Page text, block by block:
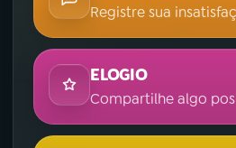
Registre sua
ELOGIO
Compartilhe algo